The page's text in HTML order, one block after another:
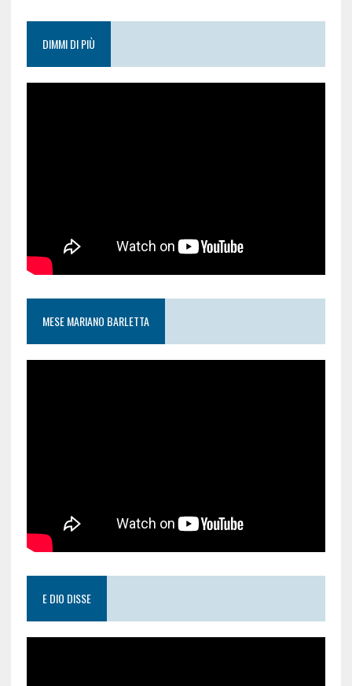
DIMMI DI PIÙ
MESE MARIANO BARLETTA
E DIO DISSE